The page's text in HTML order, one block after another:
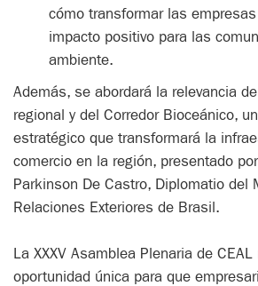
cómo transformar las
impacto positivo para las
ambiente.
Además, se abordará la relevancia
regional y del Corredor Bioceánico,
estratégico que transformará la
comercio en la región, presentado
Parkinson De Castro, Diplomatio del
Relaciones Exteriores de Brasil.
La XXXV Asamblea Plenaria de
oportunidad única para que